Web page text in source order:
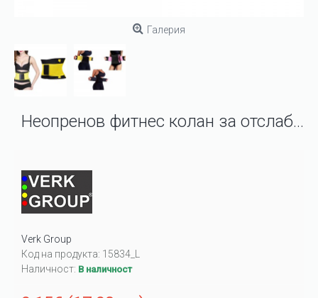
Галерия
Неопренов фитнес колан за отслабване L
Verk Group
Код на продукта: 15834_L
Наличност: В наличност